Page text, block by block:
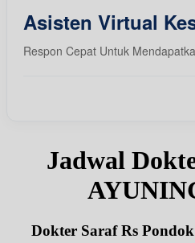
Asisten Virtual
Respon Cepat Untuk
Jadwal
Dokter Saraf Rs